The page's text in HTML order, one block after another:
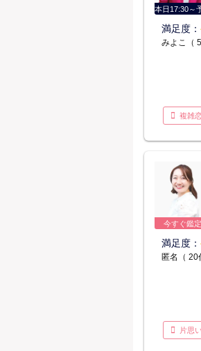
本日17:30～
満足度：
みよこ（
複雑
今すぐ鑑定
満足度：
匿名（ 20
片思